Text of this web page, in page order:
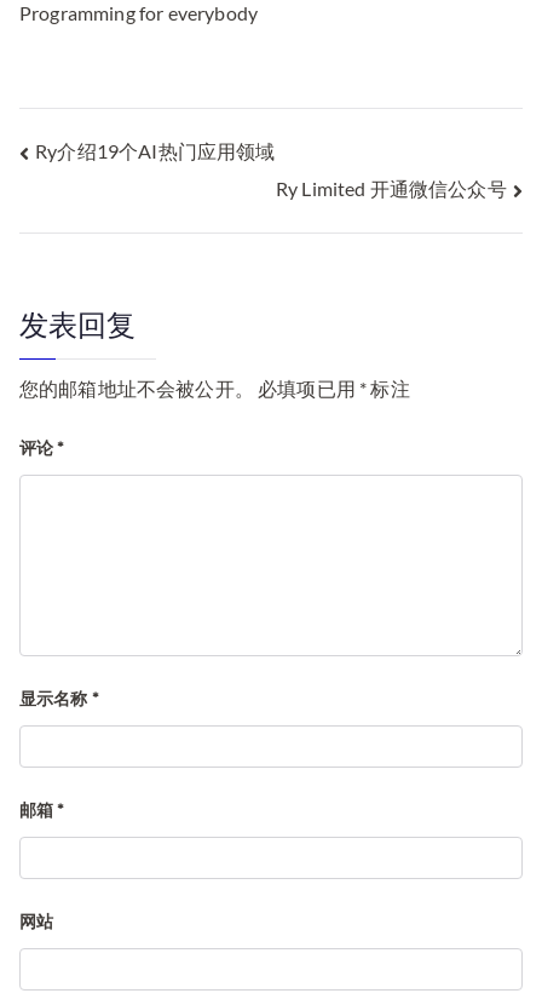
Programming for everybody
文
航
Ry介绍19个AI热门应用领域
Ry Limited 开通微信公众号
发表回复
您的邮箱地址不会被公开。 必填项已用 *标注
评论*
显示名称 *
邮箱*
网站